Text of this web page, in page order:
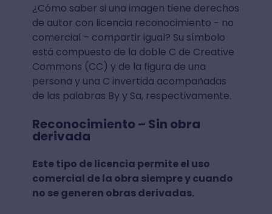
¿Cómo saber si una imagen tiene derechos
de autor con licencia reconocimiento - no
comercial – compartir igual? Su símbolo
está compuesto de la doble C de Creative
Commons (CC) y de la figura de una
persona y una C invertida acompañadas
de las palabras By y Sa, respectivamente.
Reconocimiento – Sin obra
derivada
Este tipo de licencia permite el uso
comercial de la obra siempre y cuando
no se generen obras derivadas.